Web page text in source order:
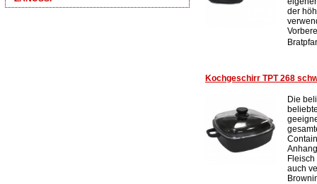
der
Kochgeschirr TPT 268
Die
auch